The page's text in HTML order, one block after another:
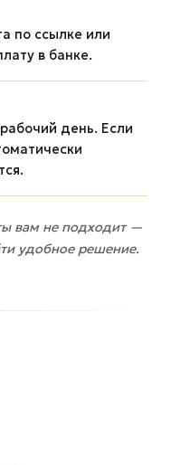
по ссылке или
в банке.
день. Если
вам не подходит —
удобное решение.